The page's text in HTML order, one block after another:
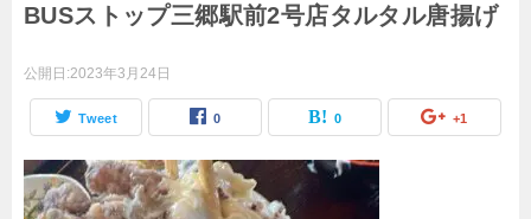
BUSストップ三郷駅前2号店タルタル唐揚げ
公開日:2023年3月24日
Tweet 0 0 +1